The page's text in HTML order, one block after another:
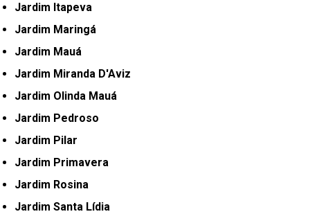
Jardim Itapeva
Jardim Maringá
Jardim Mauá
Jardim Miranda D'Aviz
Jardim Olinda Mauá
Jardim Pedroso
Jardim Pilar
Jardim Primavera
Jardim Rosina
Jardim Santa Lídia